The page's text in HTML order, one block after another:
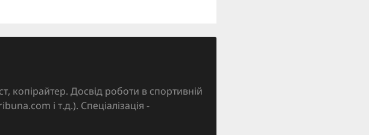
копірайтер. Досвід роботи в спортивній
і т.д.). Спеціалізація -